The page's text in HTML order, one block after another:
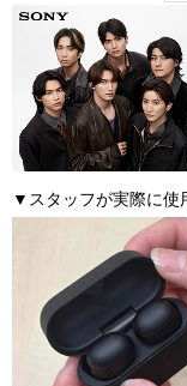
▼スタッフが実際に使